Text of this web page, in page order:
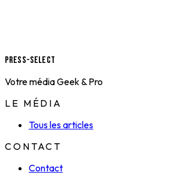
Press-Select
Votre média Geek & Pro
LE MÉDIA
Tous les articles
CONTACT
Contact